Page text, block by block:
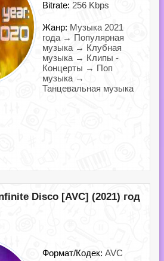
Bitrate: 256 Kbps
Жанр: Музыка 2021
года → Популярная
музыка → Клубная
музыка → Клипы -
Концерты → Поп
музыка →
Танцевальная музыка
Disco [AVC] (2021) год
Формат/Кодек: AVC